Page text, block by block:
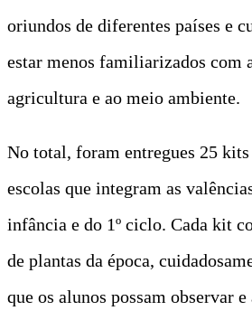
oriundos de diferentes países e
estar menos familiarizados com
agricultura e ao meio ambiente.
No total, foram entregues 25 kits
escolas que integram as
infância e do 1º ciclo. Cada kit
de plantas da época,
que os alunos possam observar